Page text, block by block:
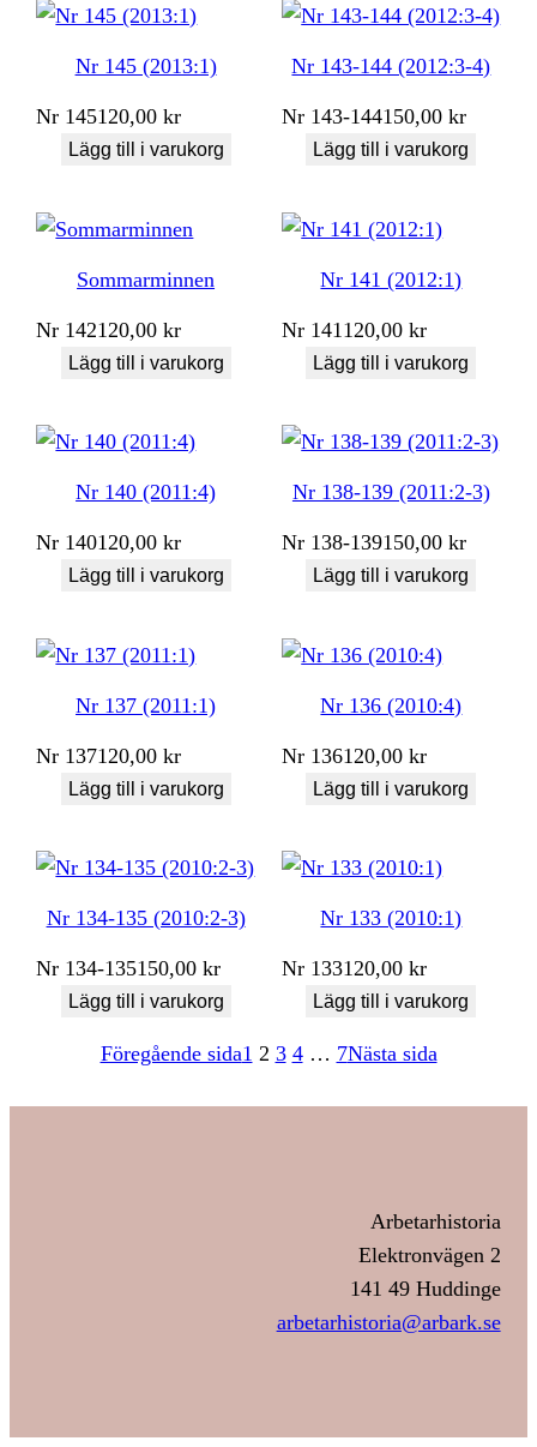
Nr 145 (2013:1)
Nr 145120,00kr
Lägg till i varukorg
Nr 143-144 (2012:3-4)
Nr 143-144150,00kr
Lägg till i varukorg
Sommarminnen
Nr 142120,00kr
Lägg till i varukorg
Nr 141 (2012:1)
Nr 141 120,00kr
Lägg till i varukorg
Nr 140 (2011:4)
Nr 140120,00kr
Lägg till i varukorg
Nr 138-139 (2011:2-3)
Nr 138-139150,00kr
Lägg till i varukorg
Nr 137 (2011:1)
Nr 137120,00kr
Lägg till i varukorg
Nr 136 (2010:4)
Nr 136120,00kr
Lägg till i varukorg
Nr 134-135 (2010:2-3)
Nr 134-135150,00kr
Lägg till i varukorg
Nr 133 (2010:1)
Nr 133120,00kr
Lägg till i varukorg
Föregående sida1 2 3 4 … 7Nästa sida
Arbetarhistoria
Elektronvägen 2
141 49 Huddinge
arbetarhistoria@arbark.se